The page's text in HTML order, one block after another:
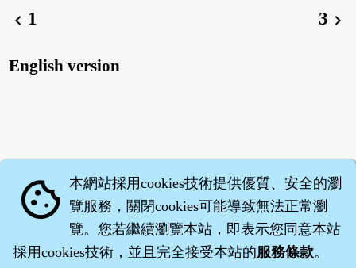
chevron_left 1 3 chevron_right
English version
cookie 本網站採用cookies技術提供優質、安全的瀏
覽服務，關閉cookies可能導致無法正常瀏
覽。您若繼續瀏覽本站，即表示您同意本站
採用cookies技術，並且完全接受本站的服務條款。